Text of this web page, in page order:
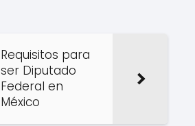
Requisitos para
ser Diputado
Federal en
México